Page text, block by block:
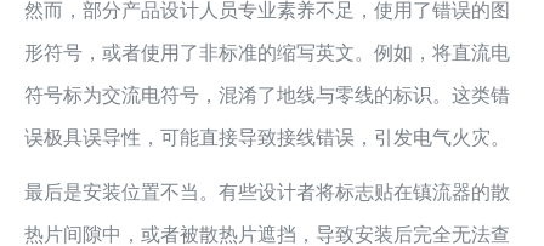
然而，部分产品设计人员专业素养不足，使用了错误的图
形符号，或者使用了非标准的缩写英文。例如，将直流电
符号标为交流电符号，混淆了地线与零线的标识。这类错
误极具误导性，可能直接导致接线错误，引发电气火灾。
最后是安装位置不当。有些设计者将标志贴在镇流器的散
热片间隙中，或者被散热片遮挡，导致安装后完全无法查